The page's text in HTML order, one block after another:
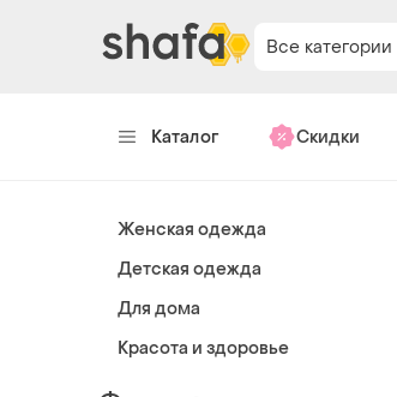
Все категории
Каталог Скидки
Женская одежда
Детская одежда
Для дома
Красота и здоровье